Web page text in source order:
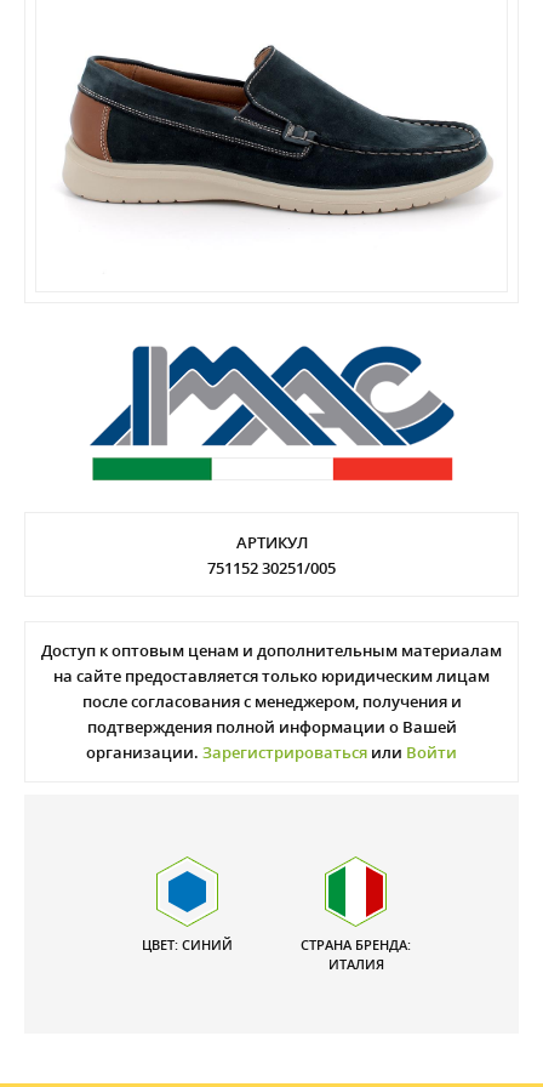
АРТИКУЛ
751152 30251/005
Доступ к оптовым ценам и дополнительным материалам
на сайте предоставляется только юридическим лицам
после согласования с менеджером, получения и
подтверждения полной информации о Вашей
организации. Зарегистрироваться или Войти
ЦВЕТ: СИНИЙ
СТРАНА БРЕНДА:
ИТАЛИЯ